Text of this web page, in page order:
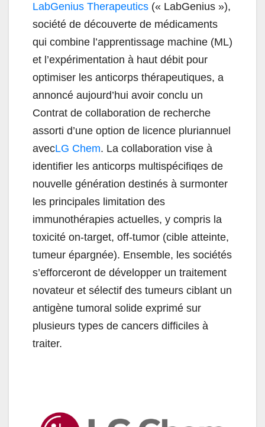
LabGenius Therapeutics (« LabGenius »),
société de découverte de médicaments
qui combine l’apprentissage machine (ML)
et l’expérimentation à haut débit pour
optimiser les anticorps thérapeutiques, a
annoncé aujourd’hui avoir conclu un
Contrat de collaboration de recherche
assorti d’une option de licence pluriannuel
avecLG Chem. La collaboration vise à
identifier les anticorps multispécifiqes de
nouvelle génération destinés à surmonter
les principales limitation des
immunothérapies actuelles, y compris la
toxicité on-target, off-tumor (cible atteinte,
tumeur épargnée). Ensemble, les sociétés
s’efforceront de développer un traitement
novateur et sélectif des tumeurs ciblant un
antigène tumoral solide exprimé sur
plusieurs types de cancers difficiles à
traiter.